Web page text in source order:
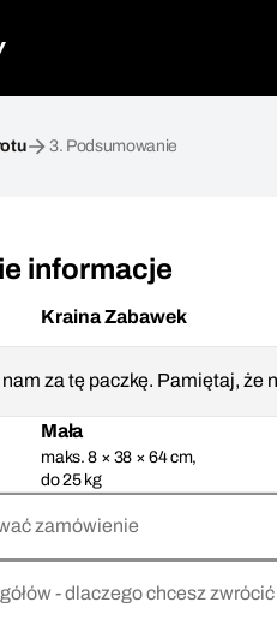
3. Podsumowanie
informacje
Kraina Zabawek
za tę paczkę. Pamiętaj, że
Mała
maks. 8 × 38 × 64 cm,
do 25 kg
zamówienie
- dlaczego chcesz